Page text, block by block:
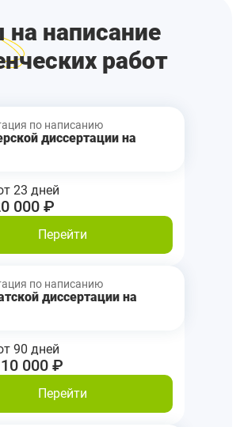
написание
работ
по написанию
диссертации на
23 дней
000 ₽
Перейти
по написанию
диссертации на
90 дней
000 ₽
Перейти